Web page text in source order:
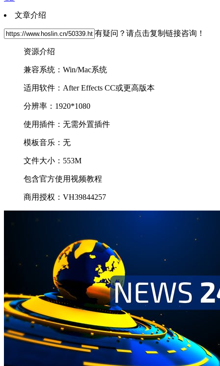
文章介绍
有疑问？请点击复制链接咨询！
资源介绍
兼容系统：Win/Mac系统
适用软件：After Effects CC或更高版本
分辨率：1920*1080
使用插件：无需外置插件
模板音乐：无
文件大小：553M
包含官方使用视频教程
商用授权：VH39844257